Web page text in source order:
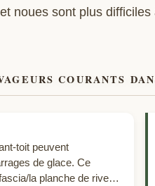
noues sont plus
COURANTS
peuvent
de glace. Ce
la planche de rive et